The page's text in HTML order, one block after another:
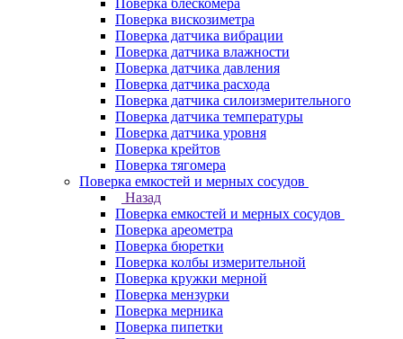
Поверка блескомера
Поверка вискозиметра
Поверка датчика вибрации
Поверка датчика влажности
Поверка датчика давления
Поверка датчика расхода
Поверка датчика силоизмерительного
Поверка датчика температуры
Поверка датчика уровня
Поверка крейтов
Поверка тягомера
Поверка емкостей и мерных сосудов
Назад
Поверка емкостей и мерных сосудов
Поверка ареометра
Поверка бюретки
Поверка колбы измерительной
Поверка кружки мерной
Поверка мензурки
Поверка мерника
Поверка пипетки